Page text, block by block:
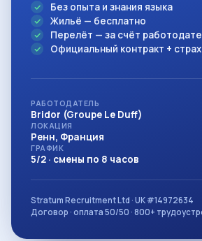
Без опыта и знания языка
Жильё — бесплатно
Перелёт — за счёт
Официальный контракт +
РАБОТОДАТЕЛЬ
Bridor (Groupe Le Duff)
ЛОКАЦИЯ
Ренн, Франция
ГРАФИК
5/2 · смены по 8 часов
Stratum Recruitment Ltd · UK #14972634
Договор · оплата 50/50 · 800+